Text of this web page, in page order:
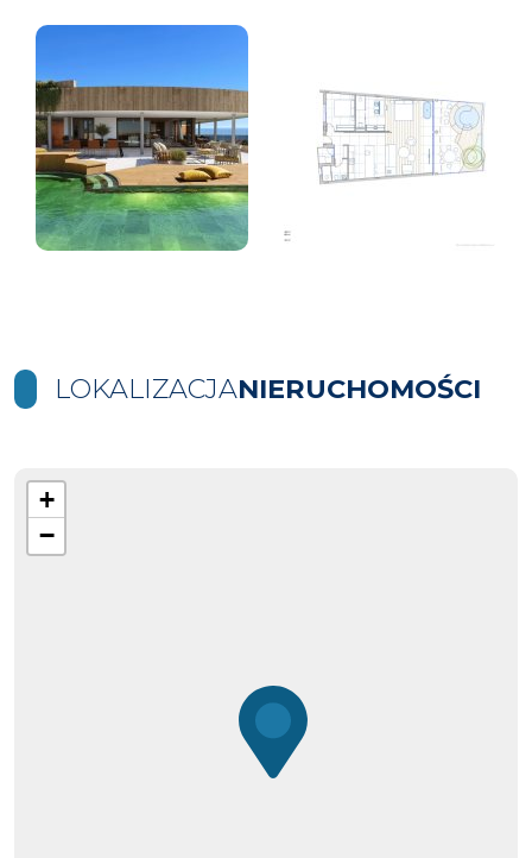
LOKALIZACJANIERUCHOMOŚCI
+
−